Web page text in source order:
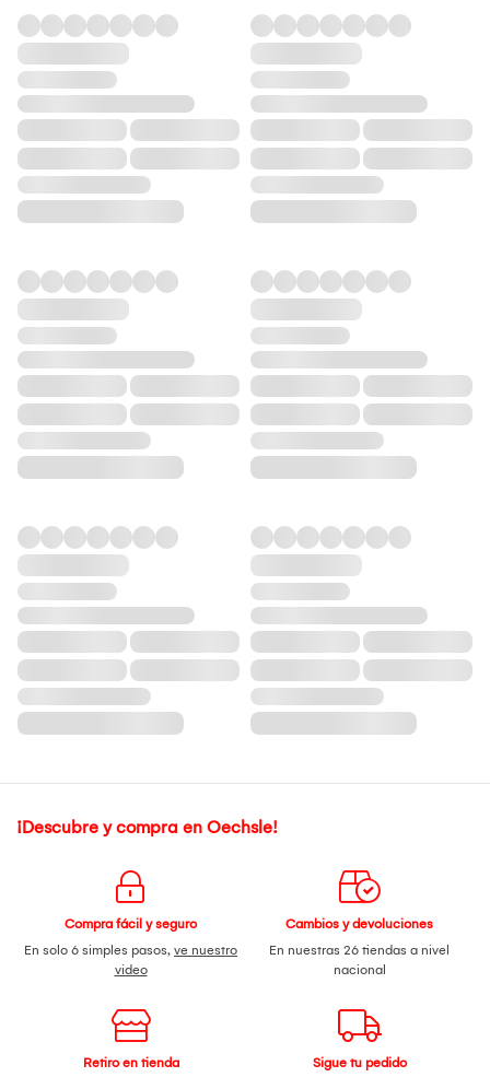
¡Descubre y compra en Oechsle!
Compra fácil y seguro
En solo 6 simples pasos, ve nuestro
video
Cambios y devoluciones
En nuestras 26 tiendas a nivel
nacional
Retiro en tienda
Sigue tu pedido